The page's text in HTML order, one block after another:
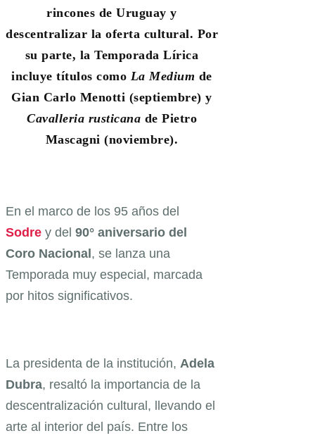
rincones de Uruguay y
descentralizar la oferta cultural. Por
su parte, la Temporada Lírica
incluye títulos como La Medium de
Gian Carlo Menotti (septiembre) y
Cavalleria rusticana de Pietro
Mascagni (noviembre).
En el marco de los 95 años del
Sodre y del 90° aniversario del
Coro Nacional, se lanza una
Temporada muy especial, marcada
por hitos significativos.
La presidenta de la institución, Adela
Dubra, resaltó la importancia de la
descentralización cultural, llevando el
arte al interior del país. Entre los